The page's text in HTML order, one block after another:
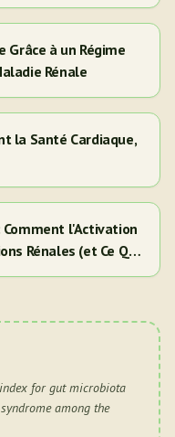
Grâce à un Régime
Rénale
la Santé Cardiaque,
l'Activation
Rénales (et Ce Que
for gut microbiota
among the